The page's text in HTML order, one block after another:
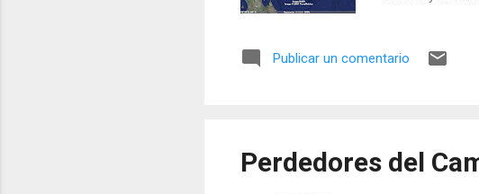
interna y
Publicar un comentario
Perdedores del